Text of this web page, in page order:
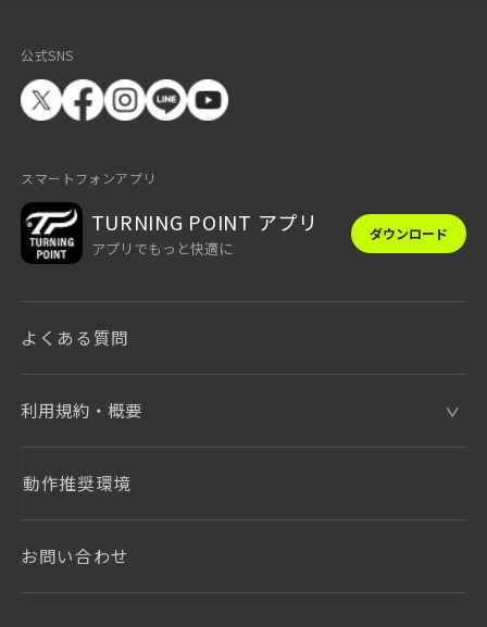
公式SNS
スマートフォンアプリ
TURNING POINT アプリ
アプリでもっと快適に
ダウンロード
よくある質問
利用規約・概要
動作推奨環境
お問い合わせ